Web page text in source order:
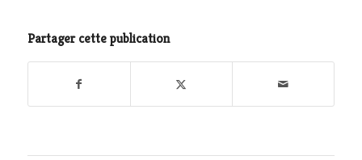
Partager cette publication